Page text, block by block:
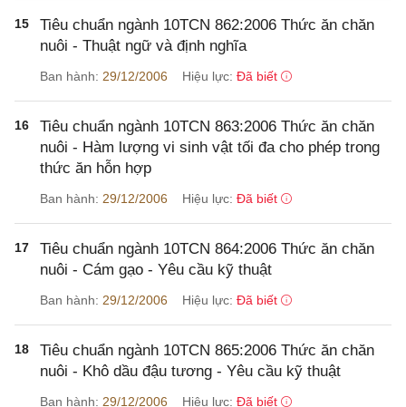
15
Tiêu chuẩn ngành 10TCN 862:2006 Thức ăn chăn
nuôi - Thuật ngữ và định nghĩa
Ban hành: 29/12/2006 Hiệu lực: Đã biết
16
Tiêu chuẩn ngành 10TCN 863:2006 Thức ăn chăn
nuôi - Hàm lượng vi sinh vật tối đa cho phép trong
thức ăn hỗn hợp
Ban hành: 29/12/2006 Hiệu lực: Đã biết
17
Tiêu chuẩn ngành 10TCN 864:2006 Thức ăn chăn
nuôi - Cám gạo - Yêu cầu kỹ thuật
Ban hành: 29/12/2006 Hiệu lực: Đã biết
18
Tiêu chuẩn ngành 10TCN 865:2006 Thức ăn chăn
nuôi - Khô dầu đậu tương - Yêu cầu kỹ thuật
Ban hành: 29/12/2006 Hiệu lực: Đã biết